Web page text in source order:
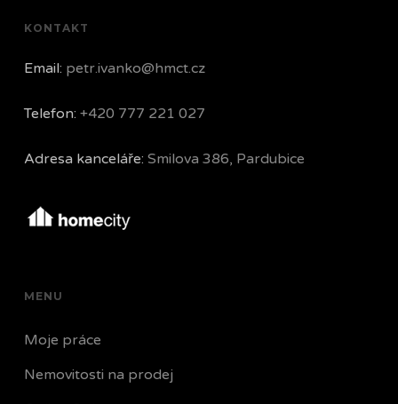
KONTAKT
Email: petr.ivanko@hmct.cz
Telefon: +420 777 221 027
Adresa kanceláře: Smilova 386, Pardubice
MENU
Moje práce
Nemovitosti na prodej